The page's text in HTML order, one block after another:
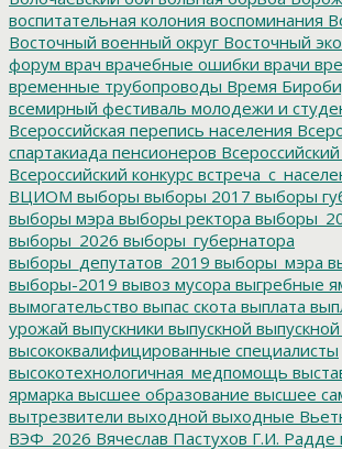
воспитательная колония воспоминания
Восточный военный округ Восточный
форум врач врачебные ошибки врачи
временные трубопроводы Время
всемирный фестиваль молодежи и
Всероссийская перепись населения
спартакиада пенсионеров
Всероссийский конкурс
ВЦИОМ выборы выборы 2017 выборы
выборы мэра выборы ректора
выборы_2026 выборы_губернатора
выборы_депутатов_2019 выборы_мэра
выборы-2019 вывоз мусора выгребные
вымогательство выпас скота выплата
урожай выпускники выпускной
высококвалифицированные специалисты
высокотехнологичная_медпомощь
ярмарка высшее образование высшее
вытрезвители выходной выходные
ВЭФ_2026 Вячеслав Пастухов Г.И. Радде